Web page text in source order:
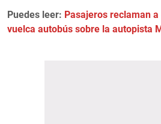
Puedes leer: Pasajeros reclaman
vuelca autobús sobre la autopista